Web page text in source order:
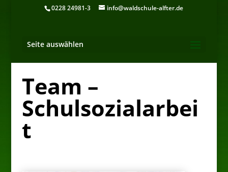
0228 24981-3 info@waldschule-alfter.de
Seite auswählen
Team –
Schulsozialarbei
t